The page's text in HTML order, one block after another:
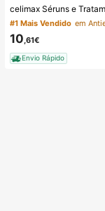
celimax Séruns e
#1 Mais Vendido
10,61€
Envio Rápido